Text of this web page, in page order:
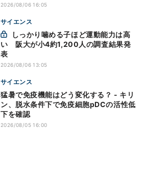
2026/08/06 16:05
サイエンス
い 阪大が小4約1,200人の調査結果発
表
2026/08/06 13:05
サイエンス
猛暑で免疫機能はどう変化する？ - キリ
ン、脱水条件下で免疫細胞pDCの活性低
下を確認
2026/08/05 16:00